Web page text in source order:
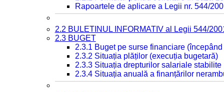
Rapoartele de aplicare a Legii nr. 544/
2.2 BULETINUL INFORMATIV al Legii 544/
2.3 BUGET
2.3.1 Buget pe surse financiare
2.3.2 Situația plăților (execuția bugetară)
2.3.3 Situația drepturilor salariale
2.3.4 Situația anuală a finanțărilor